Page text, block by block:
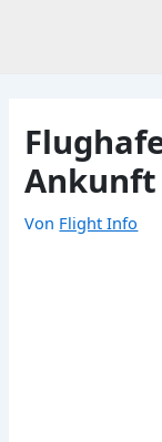
Von Flight Info